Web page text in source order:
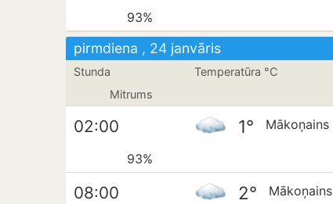
93%
pirmdiena , 24 janvāris
Stunda Temperatūra °C
Mitrums
02:00 1° Mākoņains
93%
08:00 2° Mākoņains